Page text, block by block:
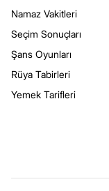
Namaz Vakitleri
Seçim Sonuçları
Şans Oyunları
Rüya Tabirleri
Yemek Tarifleri